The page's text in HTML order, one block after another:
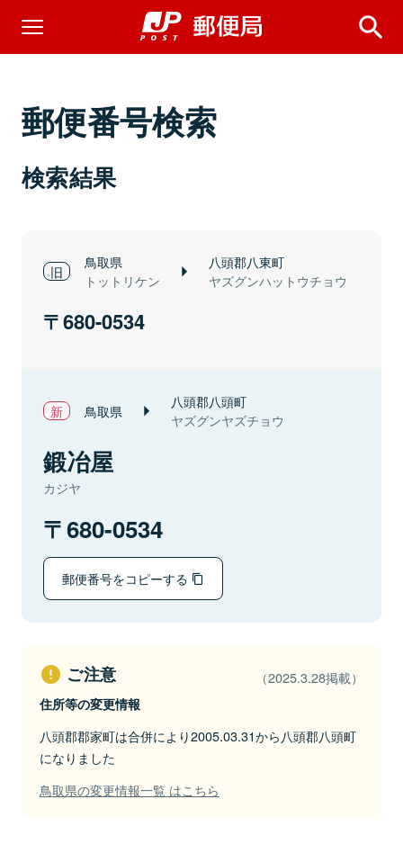
郵便番号検索
検索結果
鳥取県
トットリケン
八頭郡八東町
ヤズグンハットウチョウ
680-0534
鳥取県 八頭郡八頭町
ヤズグンヤズチョウ
鍛冶屋
カジヤ
680-0534
郵便番号をコピーする
ご注意 （2025.3.28掲載）
住所等の変更情報
八頭郡郡家町は合併により2005.03.31から八頭郡八頭町
になりました
鳥取県の変更情報一覧 はこちら